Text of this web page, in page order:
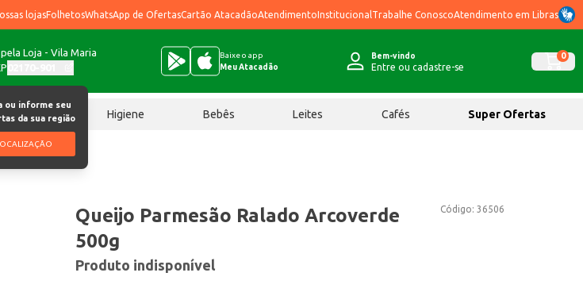
lojasFolhetosWhatsApp de OfertasCartão AtacadãoAtendimentoInstitucional Trabalhe ConoscoAtendimento em Libras
Loja - Vila Maria
ou informe seu
da sua região
Baixe o app
Meu Atacadão
Bem-vindo
Entre ou cadastre-se
0
Higiene Bebês Leites Cafés Super Ofertas
Código: 36506
Queijo Parmesão Ralado Arcoverde
500g
Produto indisponível